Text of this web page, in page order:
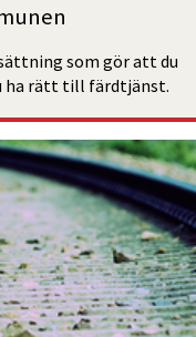
som gör att du
ha rätt till färdtjänst.